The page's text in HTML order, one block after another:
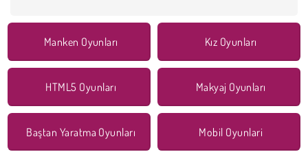
Manken Oyunları Kız Oyunları
HTML5 Oyunları Makyaj Oyunları
Baştan Yaratma Oyunları Mobil Oyunlari